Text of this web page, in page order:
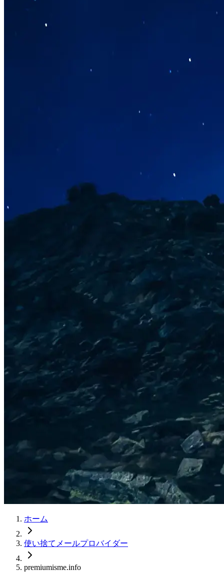
ホーム
使い捨てメールプロバイダー
premiumisme.info